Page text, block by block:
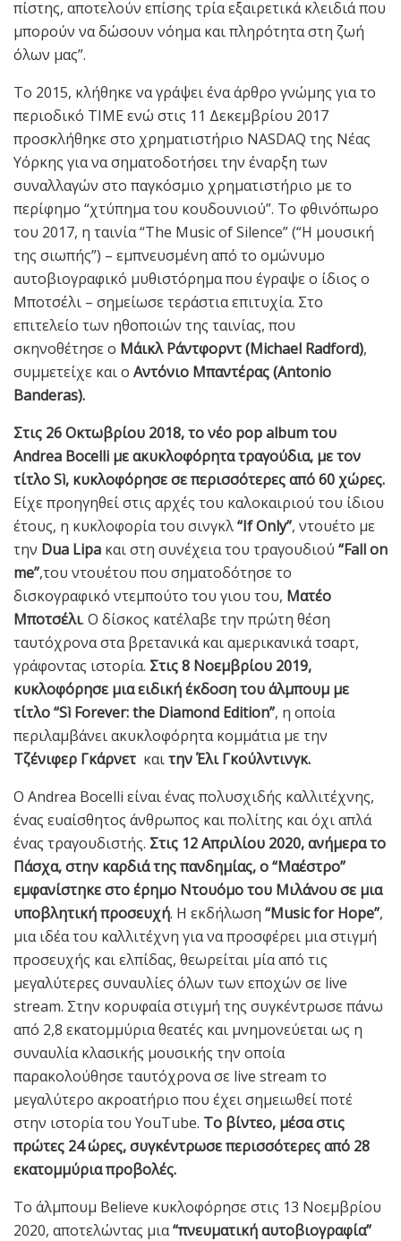
πίστης, αποτελούν επίσης τρία εξαιρετικά κλειδιά που
μπορούν να δώσουν νόημα και πληρότητα στη ζωή
όλων μας”.
Το 2015, κλήθηκε να γράψει ένα άρθρο γνώμης για το
περιοδικό TIME ενώ στις 11 Δεκεμβρίου 2017
προσκλήθηκε στο χρηματιστήριο NASDAQ της Νέας
Υόρκης για να σηματοδοτήσει την έναρξη των
συναλλαγών στο παγκόσμιο χρηματιστήριο με το
περίφημο “χτύπημα του κουδουνιού”. Το φθινόπωρο
του 2017, η ταινία “The Music of Silence” (“Η μουσική
της σιωπής”) – εμπνευσμένη από το ομώνυμο
αυτοβιογραφικό μυθιστόρημα που έγραψε ο ίδιος ο
Μποτσέλι – σημείωσε τεράστια επιτυχία. Στο
επιτελείο των ηθοποιών της ταινίας, που
σκηνοθέτησε ο Μάικλ Ράντφορντ (Michael Radford),
συμμετείχε και ο Αντόνιο Μπαντέρας (Antonio
Banderas).
Στις 26 Οκτωβρίου 2018, το νέο pop album του
Andrea Bocelli με ακυκλοφόρητα τραγούδια, με τον
τίτλο Sì, κυκλοφόρησε σε περισσότερες από 60 χώρες.
Είχε προηγηθεί στις αρχές του καλοκαιριού του ίδιου
έτους, η κυκλοφορία του σινγκλ“If Only”, ντουέτο με
την Dua Lipa και στη συνέχεια του τραγουδιού “Fall on
me”,του ντουέτου που σηματοδότησε το
δισκογραφικό ντεμπούτο του γιου του, Ματέο
Μποτσέλι. Ο δίσκος κατέλαβε την πρώτη θέση
ταυτόχρονα στα βρετανικά και αμερικανικά τσαρτ,
γράφοντας ιστορία. Στις 8 Νοεμβρίου 2019,
κυκλοφόρησε μια ειδική έκδοση του άλμπουμ με
τίτλο “Sì Forever: the Diamond Edition”, η οποία
περιλαμβάνει ακυκλοφόρητα κομμάτια με την
Τζένιφερ Γκάρνετ καιτην Έλι Γκούλντινγκ.
Ο Andrea Bocelli είναι ένας πολυσχιδής καλλιτέχνης,
ένας ευαίσθητος άνθρωπος και πολίτης και όχι απλά
ένας τραγουδιστής. Στις 12 Απριλίου 2020, ανήμερα το
Πάσχα, στην καρδιά της πανδημίας, ο “Μαέστρο”
εμφανίστηκε στο έρημο Ντουόμο του Μιλάνου σε μια
υποβλητική προσευχή. Η εκδήλωση “Music for Hope”,
μια ιδέα του καλλιτέχνη για να προσφέρει μια στιγμή
προσευχής και ελπίδας, θεωρείται μία από τις
μεγαλύτερες συναυλίες όλων των εποχών σε live
stream. Στην κορυφαία στιγμή της συγκέντρωσε πάνω
από 2,8 εκατομμύρια θεατές και μνημονεύεται ως η
συναυλία κλασικής μουσικής την οποία
παρακολούθησε ταυτόχρονα σε live stream το
μεγαλύτερο ακροατήριο που έχει σημειωθεί ποτέ
στην ιστορία του YouTube. Το βίντεο, μέσα στις
πρώτες 24 ώρες, συγκέντρωσε περισσότερες από 28
εκατομμύρια προβολές.
Το άλμπουμ Believe κυκλοφόρησε στις 13 Νοεμβρίου
2020, αποτελώντας μια“πνευματική αυτοβιογραφία”